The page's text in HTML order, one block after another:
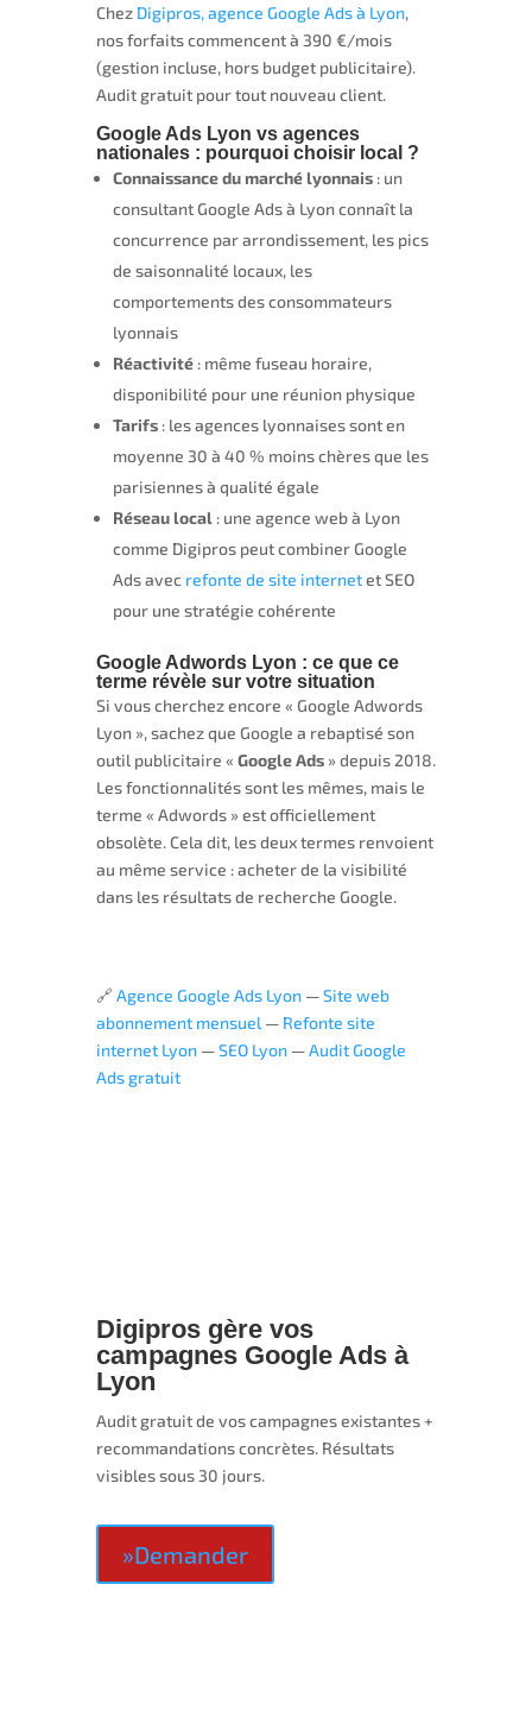
Chez Digipros, agence Google Ads à Lyon,
nos forfaits commencent à 390 €/mois
(gestion incluse, hors budget publicitaire).
Audit gratuit pour tout nouveau client.
Google Ads Lyon vs agences
nationales : pourquoi choisir local ?
Connaissance du marché lyonnais: un
consultant Google Ads à Lyon connaît la
concurrence par arrondissement, les pics
de saisonnalité locaux, les
comportements des consommateurs
lyonnais
Réactivité: même fuseau horaire,
disponibilité pour une réunion physique
Tarifs: les agences lyonnaises sont en
moyenne 30 à 40 % moins chères que les
parisiennes à qualité égale
Réseau local: une agence web à Lyon
comme Digipros peut combiner Google
Ads avec refonte de site internetet SEO
pour une stratégie cohérente
Google Adwords Lyon : ce que ce
terme révèle sur votre situation
Si vous cherchez encore « Google Adwords
Lyon », sachez que Google a rebaptisé son
outil publicitaire « Google Ads» depuis 2018.
Les fonctionnalités sont les mêmes, mais le
terme « Adwords » est officiellement
obsolète. Cela dit, les deux termes renvoient
au même service : acheter de la visibilité
dans les résultats de recherche Google.
🔗 Agence Google Ads Lyon—Site web
abonnement mensuel — Refonte site
internet Lyon—SEO Lyon—Audit Google
Ads gratuit
Digipros gère vos
campagnes Google Ads à
Lyon
Audit gratuit de vos campagnes existantes +
recommandations concrètes. Résultats
visibles sous 30 jours.
»Demander